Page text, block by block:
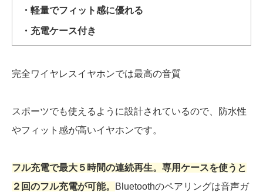
・軽量でフィット感に優れる
・充電ケース付き
完全ワイヤレスイヤホンでは最高の音質
スポーツでも使えるように設計されているので、防水性
やフィット感が高いイヤホンです。
フル充電で最大５時間の連続再生。専用ケースを使うと
２回のフル充電が可能。
Bluetoothのペアリングは音声ガ